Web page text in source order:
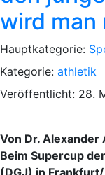
wird man
Hauptkategorie:
Kategorie: athletik
Veröffentlicht: 28.
Von Dr. Alexander
Beim Supercup
(DGJ) in